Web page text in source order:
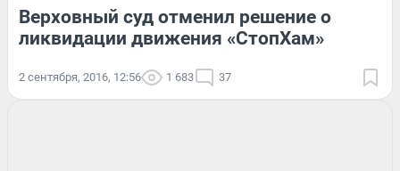
Верховный суд отменил решение о
ликвидации движения «СтопХам»
2 сентября, 2016, 12:56 1 683 37